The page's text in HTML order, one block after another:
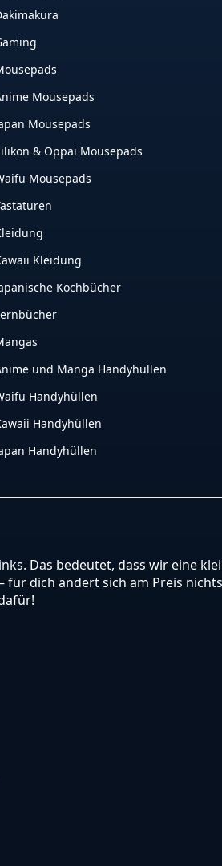
Mousepads
Mousepads
& Oppai Mousepads
Mousepads
Kleidung
Kochbücher
und Manga Handyhüllen
Handyhüllen
Handyhüllen
Handyhüllen
Das bedeutet, dass wir eine
dich ändert sich am Preis